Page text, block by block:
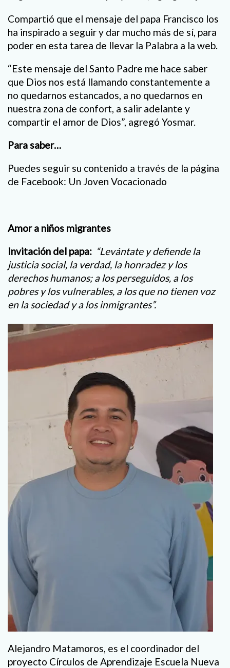
Compartió que el mensaje del papa Francisco los
ha inspirado a seguir y dar mucho más de sí, para
poder en esta tarea de llevar la Palabra a la web.
“Este mensaje del Santo Padre me hace saber
que Dios nos está llamando constantemente a
no quedarnos estancados, a no quedarnos en
nuestra zona de confort, a salir adelante y
compartir el amor de Dios”, agregó Yosmar.
Para saber…
Puedes seguir su contenido a través de la página
de Facebook: Un Joven Vocacionado
Amor a niños migrantes
Invitación del papa: “Levántate y defiende la
justicia social, la verdad, la honradez y los
derechos humanos; a los perseguidos, a los
pobres y los vulnerables, a los que no tienen voz
en la sociedad y a los inmigrantes”.
Alejandro Matamoros, es el coordinador del
proyecto Círculos de Aprendizaje Escuela Nueva